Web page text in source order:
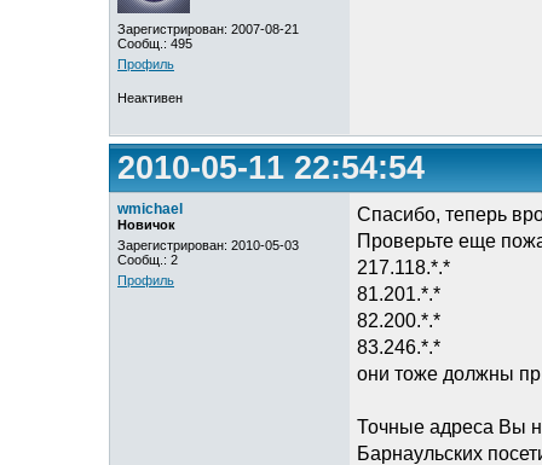
Зарегистрирован: 2007-08-21
Сообщ.: 495
Профиль
Неактивен
2010-05-11 22:54:54
wmichael
Новичок
Зарегистрирован: 2010-05-03
Сообщ.: 2
Профиль
Спасибо, теперь
Проверьте еще
217.118.*.*
81.201.*.*
82.200.*.*
83.246.*.*
они тоже должны
Точные адреса Вы
Барнаульских